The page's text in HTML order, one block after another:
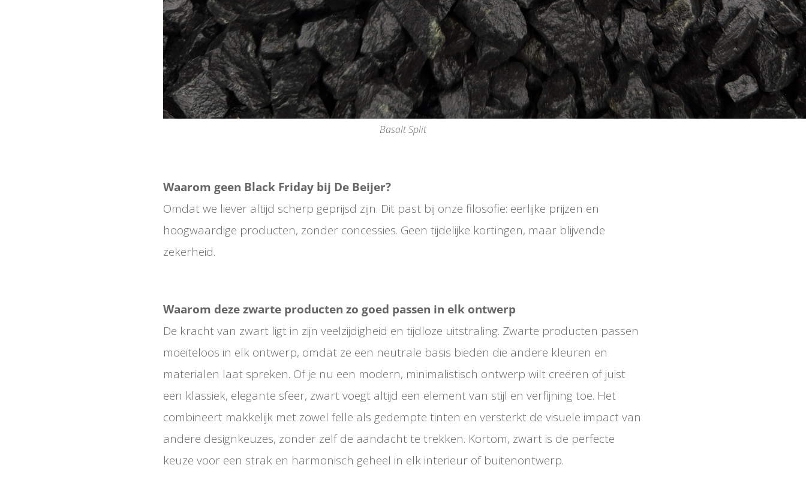
Basalt Split
Waarom geen Black Friday bij De Beijer?
Omdat we liever altijd scherp geprijsd zijn. Dit past bij onze filosofie: eerlijke prijzen en
hoogwaardige producten, zonder concessies. Geen tijdelijke kortingen, maar blijvende
zekerheid.
Waarom deze zwarte producten zo goed passen in elk ontwerp
De kracht van zwart ligt in zijn veelzijdigheid en tijdloze uitstraling. Zwarte producten passen
moeiteloos in elk ontwerp, omdat ze een neutrale basis bieden die andere kleuren en
materialen laat spreken. Of je nu een modern, minimalistisch ontwerp wilt creëren of juist
een klassiek, elegante sfeer, zwart voegt altijd een element van stijl en verfijning toe. Het
combineert makkelijk met zowel felle als gedempte tinten en versterkt de visuele impact van
andere designkeuzes, zonder zelf de aandacht te trekken. Kortom, zwart is de perfecte
keuze voor een strak en harmonisch geheel in elk interieur of buitenontwerp.